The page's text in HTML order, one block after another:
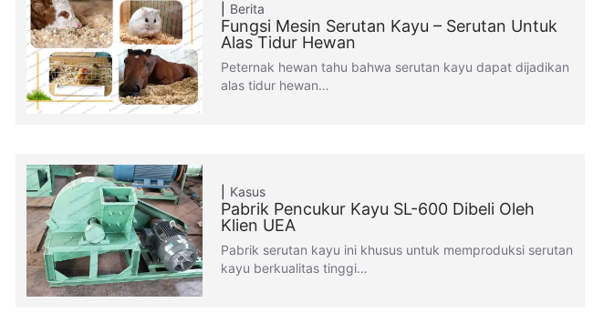
Berita
Fungsi Mesin Serutan Kayu – Serutan Untuk
Alas Tidur Hewan
Peternak hewan tahu bahwa serutan kayu dapat dijadikan
alas tidur hewan…
Kasus
Pabrik Pencukur Kayu SL-600 Dibeli Oleh
Klien UEA
Pabrik serutan kayu ini khusus untuk memproduksi serutan
kayu berkualitas tinggi…